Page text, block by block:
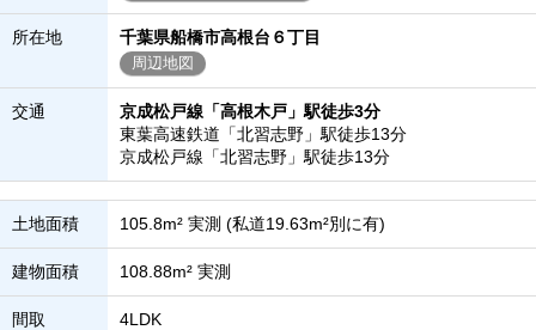
所在地 千葉県船橋市高根台６丁目
周辺地図
交通
京成松戸線「高根木戸」駅徒歩3分
東葉高速鉄道「北習志野」駅徒歩13分
京成松戸線「北習志野」駅徒歩13分
土地面積 105.8m² 実測 (私道19.63m²別に有)
建物面積 108.88m² 実測
間取 4LDK